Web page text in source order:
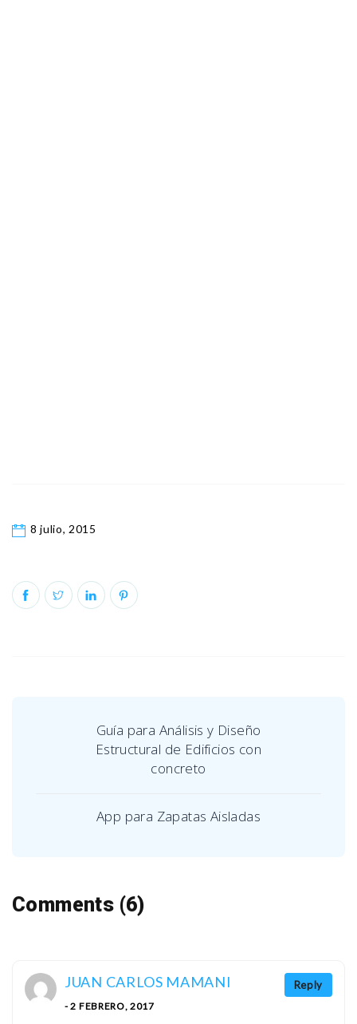
8 julio, 2015
Guía para Análisis y Diseño
Estructural de Edificios con
concreto
App para Zapatas Aisladas
Comments (6)
Reply
JUAN CARLOS MAMANI
- 2 FEBRERO, 2017